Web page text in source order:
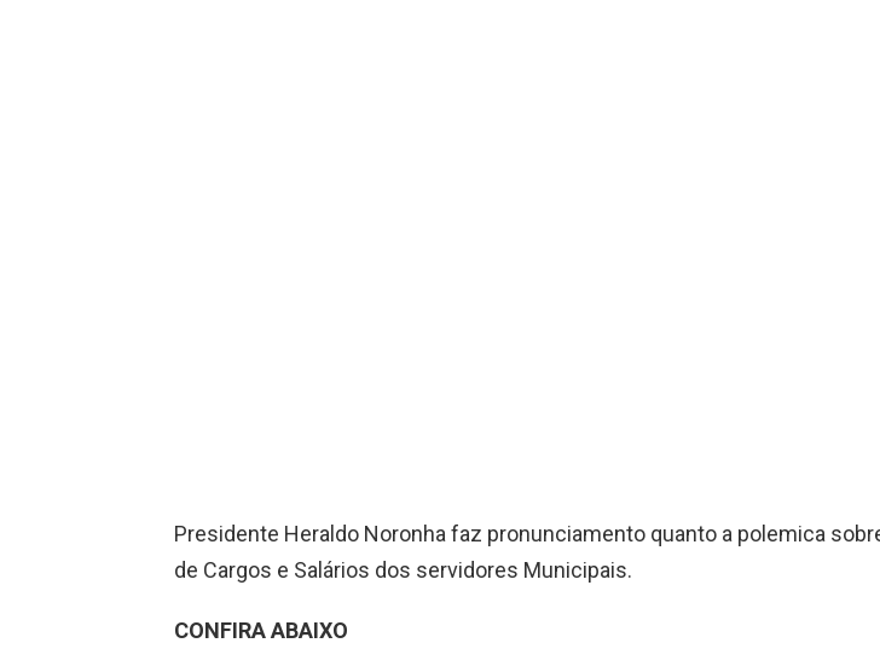
Presidente Heraldo Noronha faz pronunciamento quanto a polemica
de Cargos e Salários dos servidores Municipais.
CONFIRA ABAIXO